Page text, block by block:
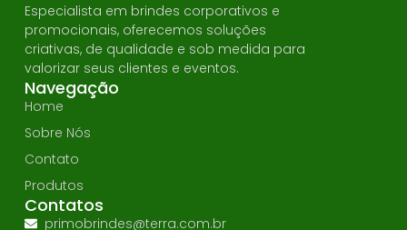
Especialista em brindes corporativos e
promocionais, oferecemos soluções
criativas, de qualidade e sob medida para
valorizar seus clientes e eventos.
Navegação
Home
Sobre Nós
Contato
Produtos
Contatos
primobrindes@terra.com.br